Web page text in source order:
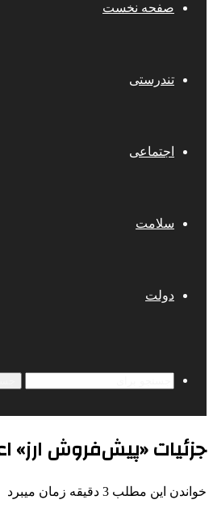
صفحه نخست
تندرستی
اجتماعی
سلامت
دولت
جزئیات «پیش‌فروش ارز»
خواندن این مطلب 3 دقیقه زمان میبرد